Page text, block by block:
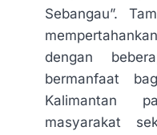
Sebangau”.
dengan
bermanfaat
Kalimantan
masyarakat